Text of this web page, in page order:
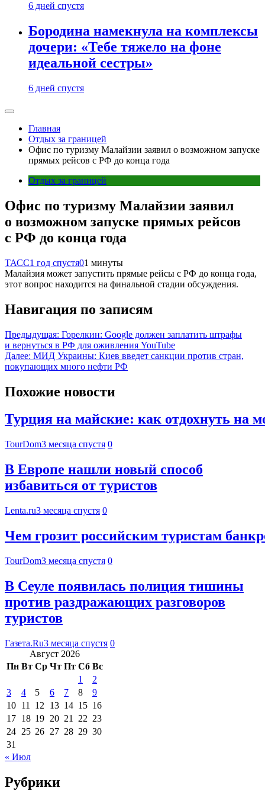
6 дней спустя
Бородина намекнула на комплексы
дочери: «Тебе тяжело на фоне
идеальной сестры»
6 дней спустя
Главная
Отдых за границей
Офис по туризму Малайзии заявил о возможном запуске
прямых рейсов с РФ до конца года
Отдых за границей
Офис по туризму Малайзии заявил
о возможном запуске прямых рейсов
с РФ до конца года
ТАСС1 год спустя01 минуты
Малайзия может запустить прямые рейсы с РФ до конца года,
этот вопрос находится на финальной стадии обсуждения.
Навигация по записям
Предыдущая: Горелкин: Google должен заплатить штрафы
и вернуться в РФ для оживления YouTube
Далее: МИД Украины: Киев введет санкции против стран,
покупающих много нефти РФ
Похожие новости
Турция на майские: как отдохнуть на
TourDom3 месяца спустя 0
В Европе нашли новый способ
избавиться от туристов
Lenta.ru3 месяца спустя 0
Чем грозит российским туристам
TourDom3 месяца спустя 0
В Сеуле появилась полиция тишины
против раздражающих разговоров
туристов
Газета.Ru3 месяца спустя 0
Август 2026
Пн Вт Ср Чт Пт Сб Вс
1
2
3
4 5 6 7 8
9
10 11 12 13 14 15 16
17 18 19 20 21 22 23
24 25 26 27 28 29 30
31
« Июл
Рубрики